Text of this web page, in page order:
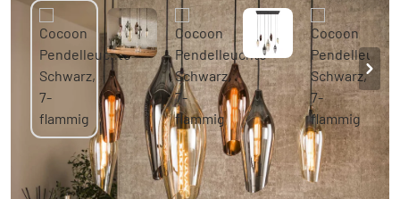
Cocoon Pendelleuchte Schwarz, 7-flammig